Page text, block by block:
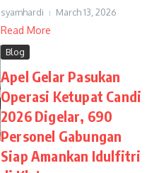
syamhardi March 13, 2026
Read More
Blog
Apel Gelar Pasukan
Operasi Ketupat Candi
2026 Digelar, 690
Personel Gabungan
Siap Amankan Idulfitri